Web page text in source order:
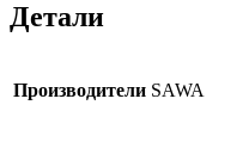
Детали
Производители SAWA